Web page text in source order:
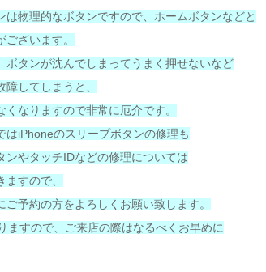
は物理的なボタンですので、ホームボタンなどと
ざいます。
ボタンが沈んでしまってうまく押せないなど
してしまうと、
なりますので非常に厄介です。
はiPhoneのスリープボタンの修理も
ンやタッチIDなどの修理については
すので、
予約の方をよろしくお願い致します。
ますので、ご来店の際はなるべくお早めに